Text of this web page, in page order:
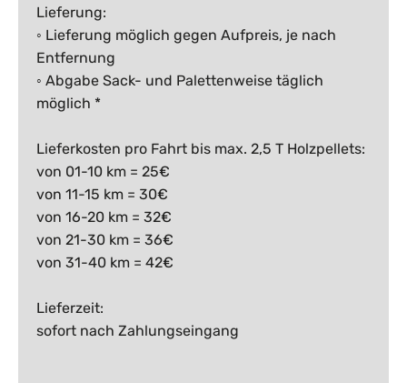
Lieferung:
◦ Lieferung möglich gegen Aufpreis, je nach
Entfernung
◦ Abgabe Sack- und Palettenweise täglich
möglich *
Lieferkosten pro Fahrt bis max. 2,5 T Holzpellets:
von 01-10 km = 25€
von 11-15 km = 30€
von 16-20 km = 32€
von 21-30 km = 36€
von 31-40 km = 42€
Lieferzeit:
sofort nach Zahlungseingang